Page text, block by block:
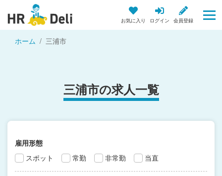
お気に入り ログイン 会員登録
ホーム 三浦市
三浦市の求人一覧
雇用形態
スポット
常勤 非常勤 当直